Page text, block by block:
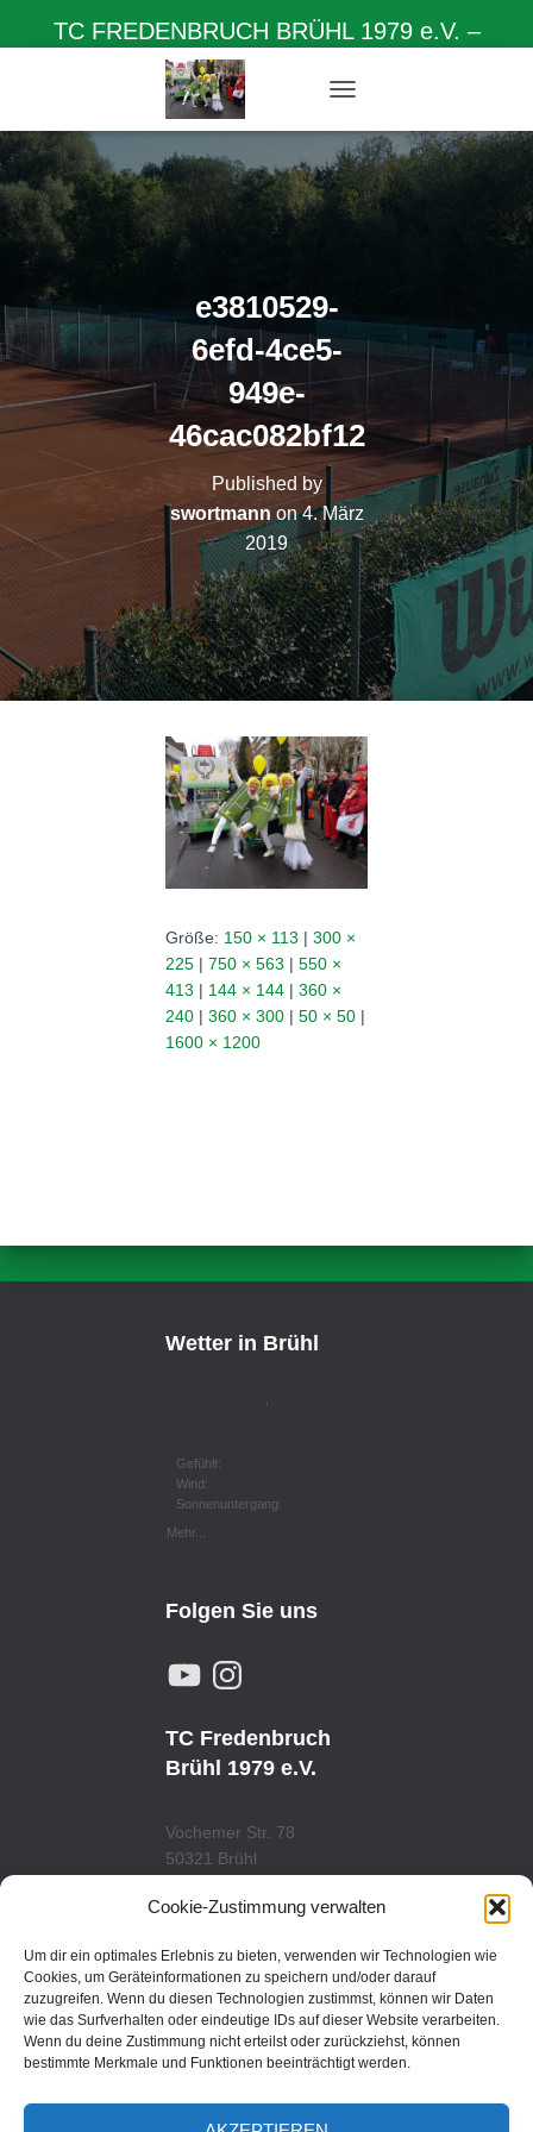
Cookie-Zustimmung verwalten
Um dir ein optimales Erlebnis zu bieten, verwenden wir Technologien wie
Cookies, um Geräteinformationen zu speichern und/oder darauf
zuzugreifen. Wenn du diesen Technologien zustimmst, können wir Daten
wie das Surfverhalten oder eindeutige IDs auf dieser Website verarbeiten.
Wenn du deine Zustimmung nicht erteilst oder zurückziehst, können
bestimmte Merkmale und Funktionen beeinträchtigt werden.
TC FREDENBRUCH BRÜHL 1979 e.V. –
Herzlich willkommen auf unserer Homepage
A
V
I
G
S
H
A
T
E
N
e3810529-
6efd-4ce5-
949e-
46cac082bf12
Published by
swortmann on4. März
2019
Größe: 150 × 113 | 300 ×
225 | 750 × 563 | 550 ×
413 | 144 × 144 | 360 ×
240 | 360 × 300 | 50 × 50 |
1600 × 1200
Wetter in Brühl
Gefühlt:
Wind:
Sonnenuntergang:
Mehr...
Folgen Sie uns
Y
O
U
B
E
N
A
G
R
A
TC Fredenbruch
Brühl 1979 e.V.
Vochemer Str. 78
50321 Brühl
www.tcfredenbruch.de
DATENSCHUTZORDUNG